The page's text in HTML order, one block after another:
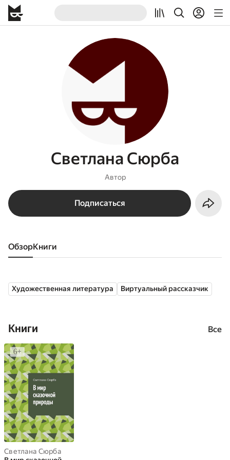
Светлана Сюрба
Автор
Подписаться
Обзор книги
Художественная литература Виртуальный рассказчик
Книги Все
Светлана Сюрба